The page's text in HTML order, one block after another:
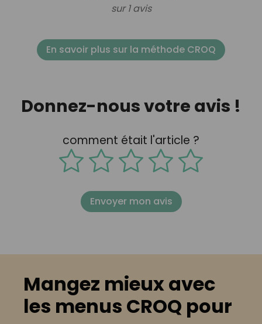
sur 1 avis
En savoir plus sur la méthode CROQ
Donnez-nous votre avis !
comment était l'article ?
Envoyer mon avis
Mangez mieux avec
les menus CROQ pour